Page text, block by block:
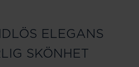
ELEGANS
SKÖNHET